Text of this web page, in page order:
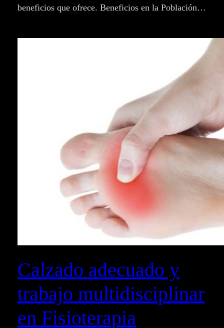
beneficios que ofrece. Beneficios en la Población…
Calzado adecuado y
trabajo multidisciplinar
en Fisioterapia